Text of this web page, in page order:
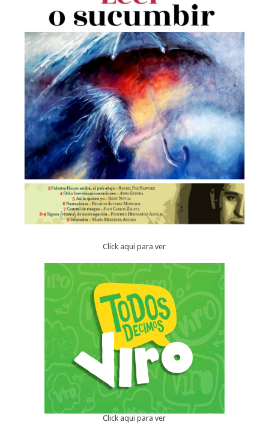
Click aqui para ver
Click aqui para ver